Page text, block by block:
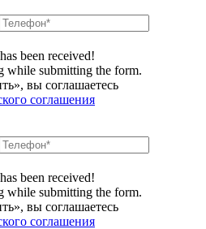
been received!
while submitting the form.
вы соглашаетесь
соглашения
been received!
while submitting the form.
вы соглашаетесь
соглашения